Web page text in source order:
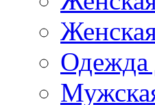
Одежда